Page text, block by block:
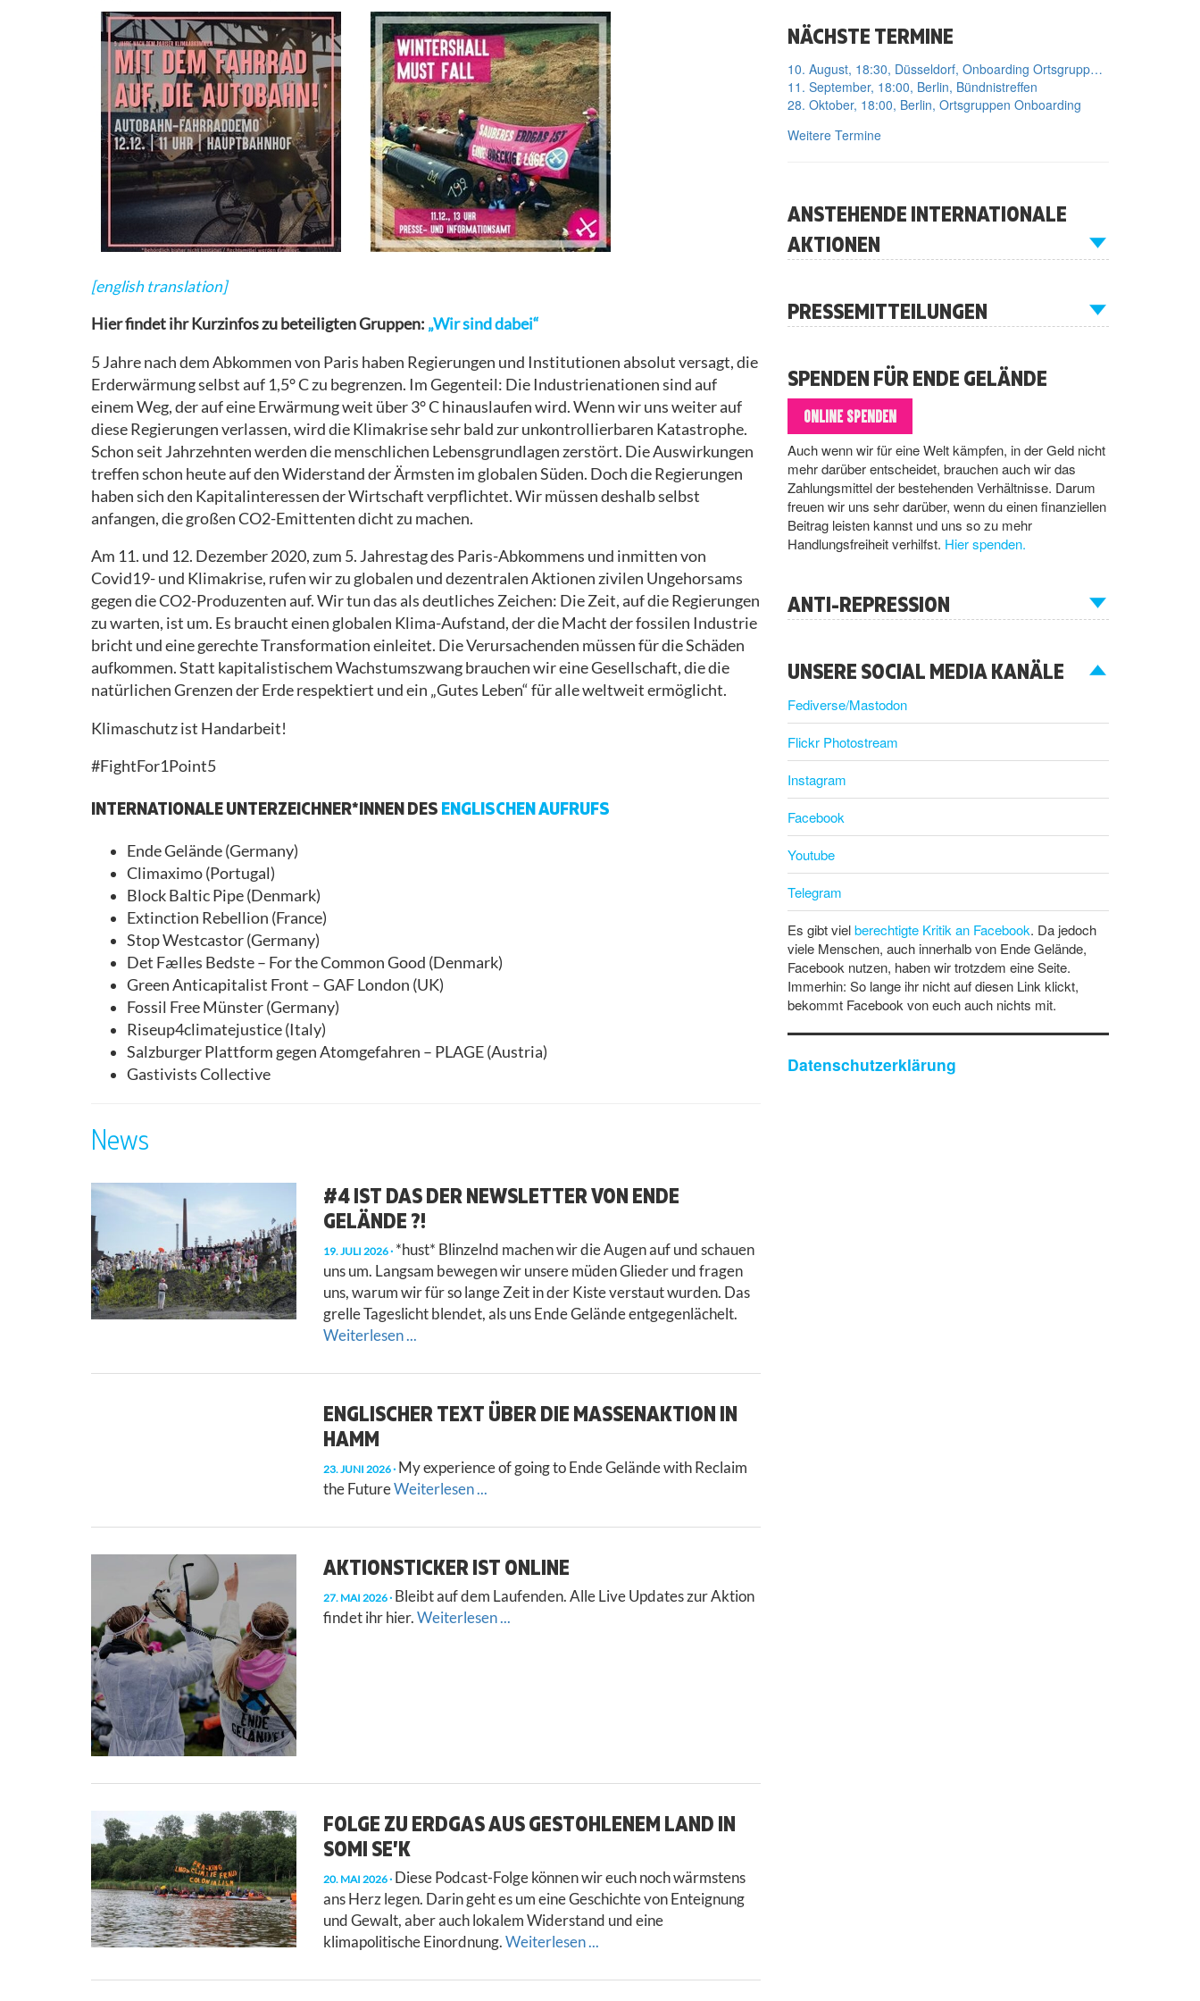
RECHTLICHES
AKTIONSTICKER
[english translation]
Hier findet ihr Kurzinfos zu beteiligten Gruppen: „Wir sind dabei“
5 Jahre nach dem Abkommen von Paris haben Regierungen und Institutionen absolut versagt, die
Erderwärmung selbst auf 1,5° C zu begrenzen. Im Gegenteil: Die Industrienationen sind auf
einem Weg, der auf eine Erwärmung weit über 3° C hinauslaufen wird. Wenn wir uns weiter auf
diese Regierungen verlassen, wird die Klimakrise sehr bald zur unkontrollierbaren Katastrophe.
Schon seit Jahrzehnten werden die menschlichen Lebensgrundlagen zerstört. Die Auswirkungen
treffen schon heute auf den Widerstand der Ärmsten im globalen Süden. Doch die Regierungen
haben sich den Kapitalinteressen der Wirtschaft verpflichtet. Wir müssen deshalb selbst
anfangen, die großen CO2-Emittenten dicht zu machen.
Am 11. und 12. Dezember 2020, zum 5. Jahrestag des Paris-Abkommens und inmitten von
Covid19- und Klimakrise, rufen wir zu globalen und dezentralen Aktionen zivilen Ungehorsams
gegen die CO2-Produzenten auf. Wir tun das als deutliches Zeichen: Die Zeit, auf die Regierungen
zu warten, ist um. Es braucht einen globalen Klima-Aufstand, der die Macht der fossilen Industrie
bricht und eine gerechte Transformation einleitet. Die Verursachenden müssen für die Schäden
aufkommen. Statt kapitalistischem Wachstumszwang brauchen wir eine Gesellschaft, die die
natürlichen Grenzen der Erde respektiert und ein „Gutes Leben“ für alle weltweit ermöglicht.
Klimaschutz ist Handarbeit!
#FightFor1Point5
INTERNATIONALE UNTERZEICHNER*INNEN DES ENGLISCHEN AUFRUFS
Ende Gelände (Germany)
Climaximo (Portugal)
Block Baltic Pipe (Denmark)
Extinction Rebellion (France)
Stop Westcastor (Germany)
Det Fælles Bedste – For the Common Good (Denmark)
Green Anticapitalist Front – GAF London (UK)
Fossil Free Münster (Germany)
Riseup4climatejustice (Italy)
Salzburger Plattform gegen Atomgefahren – PLAGE (Austria)
Gastivists Collective
News
#4 IST DAS DER NEWSLETTER VON ENDE
GELÄNDE ?!
19. JULI 2026 *hust* Blinzelnd machen wir die Augen auf und schauen
uns um. Langsam bewegen wir unsere müden Glieder und fragen
uns, warum wir für so lange Zeit in der Kiste verstaut wurden. Das
grelle Tageslicht blendet, als uns Ende Gelände entgegenlächelt.
Weiterlesen ...
ENGLISCHER TEXT ÜBER DIE MASSENAKTION IN
HAMM
23. JUNI 2026 My experience of going to Ende Gelände with Reclaim
the FutureWeiterlesen ...
AKTIONSTICKER IST ONLINE
27. MAI 2026 Bleibt auf dem Laufenden. Alle Live Updates zur Aktion
findet ihr hier.Weiterlesen ...
FOLGE ZU ERDGAS AUS GESTOHLENEM LAND IN
SOMI SE’K
20. MAI 2026 Diese Podcast-Folge können wir euch noch wärmstens
ans Herz legen. Darin geht es um eine Geschichte von Enteignung
und Gewalt, aber auch lokalem Widerstand und eine
klimapolitische Einordnung.Weiterlesen ...
NÄCHSTE TERMINE
10. August, 18:30, Düsseldorf, Onboarding Ortsgruppe Düsseldorf
11. September, 18:00, Berlin, Bündnistreffen
28. Oktober, 18:00, Berlin, Ortsgruppen Onboarding
Weitere Termine
ANSTEHENDE INTERNATIONALE
AKTIONEN
PRESSEMITTEILUNGEN
SPENDEN FÜR ENDE GELÄNDE
ONLINE SPENDEN
Auch wenn wir für eine Welt kämpfen, in der Geld nicht
mehr darüber entscheidet, brauchen auch wir das
Zahlungsmittel der bestehenden Verhältnisse. Darum
freuen wir uns sehr darüber, wenn du einen finanziellen
Beitrag leisten kannst und uns so zu mehr
Handlungsfreiheit verhilfst. Hier spenden.
ANTI-REPRESSION
UNSERE SOCIAL MEDIA KANÄLE
Fediverse/Mastodon
Flickr Photostream
Instagram
Facebook
Youtube
Telegram
Es gibt vielberechtigte Kritik an Facebook. Da jedoch
viele Menschen, auch innerhalb von Ende Gelände,
Facebook nutzen, haben wir trotzdem eine Seite.
Immerhin: So lange ihr nicht auf diesen Link klickt,
bekommt Facebook von euch auch nichts mit.
Datenschutzerklärung